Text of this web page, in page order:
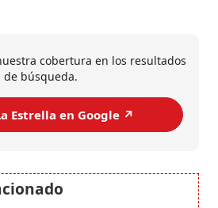
cobertura en los resultados
de búsqueda.
Estrella en Google ↗️